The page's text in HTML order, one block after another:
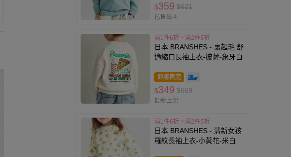
$359 $621
已售出 4
滿1件6折，滿2件5折
日本 BRANSHES - 裏起毛 舒
適縮口長袖上衣-披薩-象牙白
即將售完
$349 $669
最新上架
滿1件6折，滿2件5折
日本 BRANSHES - 清新女孩
羅紋長袖上衣-小黃花-米白